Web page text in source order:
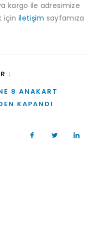
kargo ile adresimize
içiniletişim sayfamıza
:
8 ANAKART
KAPANDI